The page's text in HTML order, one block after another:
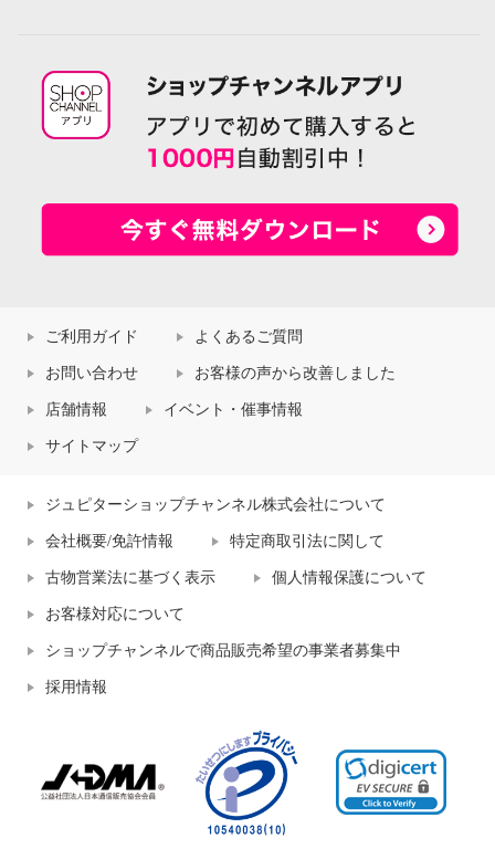
ご利用ガイド よくあるご質問
お問い合わせ お客様の声から改善しました
店舗情報 イベント・催事情報
サイトマップ
ジュピターショップチャンネル株式会社について
会社概要/免許情報 特定商取引法に関して
古物営業法に基づく表示 個人情報保護について
お客様対応について
ショップチャンネルで商品販売希望の事業者募集中
採用情報